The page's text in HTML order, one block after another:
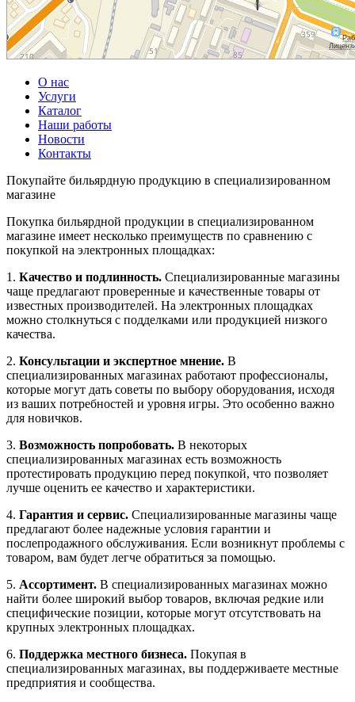
О нас
Услуги
Каталог
Наши работы
Новости
Контакты
Покупайте бильярдную продукцию в специализированном
магазине
Покупка бильярдной продукции в специализированном
магазине имеет несколько преимуществ по сравнению с
покупкой на электронных площадках:
1. Качество и подлинность. Специализированные магазины
чаще предлагают проверенные и качественные товары от
известных производителей. На электронных площадках
можно столкнуться с подделками или продукцией низкого
качества.
2. Консультации и экспертное мнение. В
специализированных магазинах работают профессионалы,
которые могут дать советы по выбору оборудования, исходя
из ваших потребностей и уровня игры. Это особенно важно
для новичков.
3. Возможность попробовать. В некоторых
специализированных магазинах есть возможность
протестировать продукцию перед покупкой, что позволяет
лучше оценить ее качество и характеристики.
4. Гарантия и сервис. Специализированные магазины чаще
предлагают более надежные условия гарантии и
послепродажного обслуживания. Если возникнут проблемы с
товаром, вам будет легче обратиться за помощью.
5. Ассортимент. В специализированных магазинах можно
найти более широкий выбор товаров, включая редкие или
специфические позиции, которые могут отсутствовать на
крупных электронных площадках.
6. Поддержка местного бизнеса. Покупая в
специализированных магазинах, вы поддерживаете местные
предприятия и сообщества.